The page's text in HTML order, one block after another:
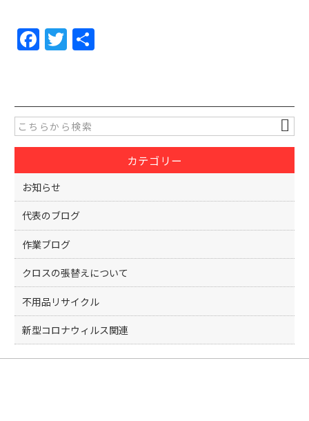
F
a
e
b
o
o
k
T
w
er
カテゴリー
お知らせ
代表のブログ
作業ブログ
クロスの張替えについて
不用品リサイクル
新型コロナウィルス関連